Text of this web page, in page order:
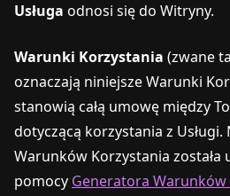
Usługa odnosi się do Witryny.
Warunki Korzystania (zwane
oznaczają niniejsze Warunki
stanowią całą umowę między
dotyczącą korzystania z
Warunków Korzystania
pomocy Generatora Warunków